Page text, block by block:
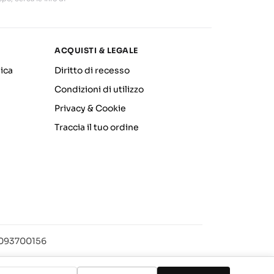
ACQUISTI & LEGALE
Diritto di recesso
Condizioni di utilizzo
Privacy & Cookie
Traccia il tuo ordine